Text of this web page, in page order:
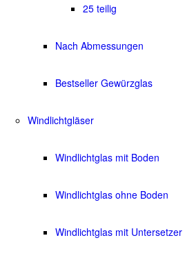
25 teilig
Nach Abmessungen
Bestseller Gewürzglas
Windlichtgläser
Windlichtglas mit Boden
Windlichtglas ohne Boden
Windlichtglas mit Untersetzer